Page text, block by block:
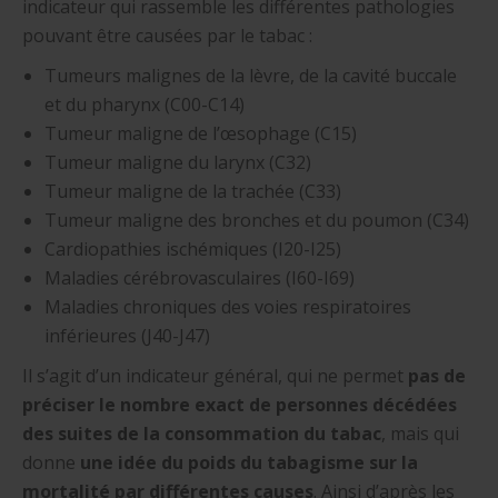
indicateur qui rassemble les différentes pathologies
pouvant être causées par le tabac :
Tumeurs malignes de la lèvre, de la cavité buccale
et du pharynx (C00-C14)
Tumeur maligne de l’œsophage (C15)
Tumeur maligne du larynx (C32)
Tumeur maligne de la trachée (C33)
Tumeur maligne des bronches et du poumon (C34)
Cardiopathies ischémiques (I20-I25)
Maladies cérébrovasculaires (I60-I69)
Maladies chroniques des voies respiratoires
inférieures (J40-J47)
Il s’agit d’un indicateur général, qui ne permet pas de
préciser le nombre exact de personnes décédées
des suites de la consommation du tabac, mais qui
donne une idée du poids du tabagisme sur la
mortalité par différentes causes. Ainsi d’après les